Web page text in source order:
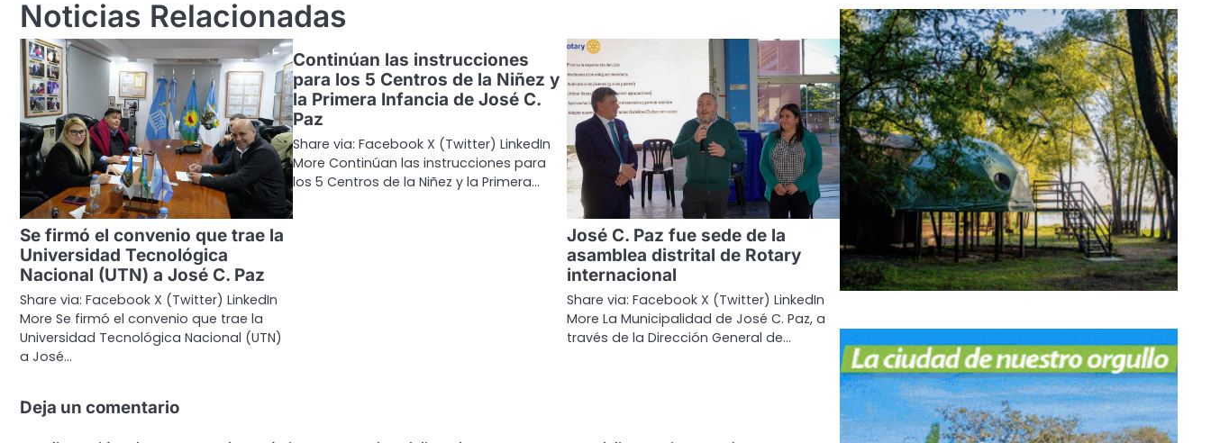
Noticias Relacionadas
Se firmó el convenio que trae la
Universidad Tecnológica
Nacional (UTN) a José C. Paz
Share via: Facebook X (Twitter) LinkedIn
More Se firmó el convenio que trae la
Universidad Tecnológica Nacional (UTN)
a José…
Continúan las instrucciones
para los 5 Centros de la Niñez y
la Primera Infancia de José C.
Paz
Share via: Facebook X (Twitter) LinkedIn
More Continúan las instrucciones para
los 5 Centros de la Niñez y la Primera…
José C. Paz fue sede de la
asamblea distrital de Rotary
internacional
Share via: Facebook X (Twitter) LinkedIn
More La Municipalidad de José C. Paz, a
través de la Dirección General de…
Deja un comentario